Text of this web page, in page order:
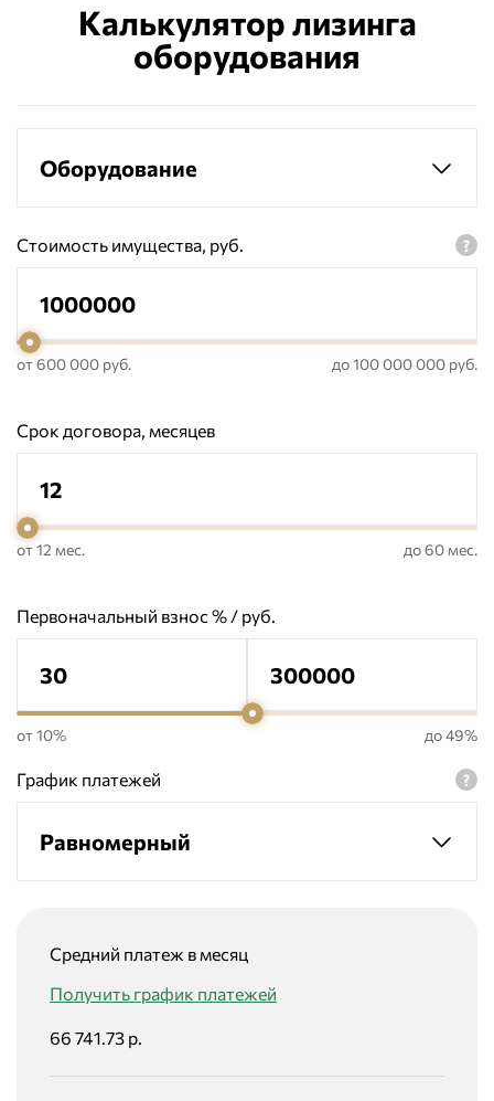
Калькулятор лизинга
оборудования
Оборудование
Стоимость имущества, руб.
от 600 000 руб. до 100 000 000 руб.
Срок договора, месяцев
от 12 мес. до 60 мес.
Первоначальный взнос % / руб.
от 10% до 49%
График платежей
Равномерный
Средний платеж в месяц
Получить график платежей
66 741.73 р.